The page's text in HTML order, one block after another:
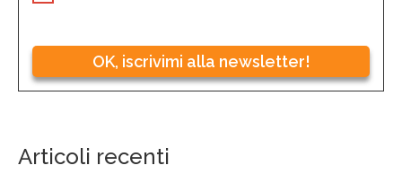
OK, iscrivimi alla newsletter!
Articoli recenti